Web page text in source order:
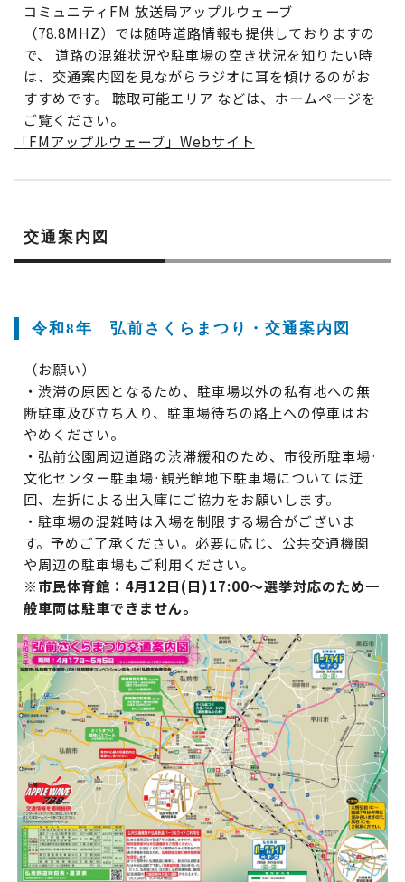
コミュニティFM 放送局アップルウェーブ
（78.8MHZ）では随時道路情報も提供しておりますの
で、 道路の混雑状況や駐車場の空き状況を知りたい時
は、交通案内図を見ながらラジオに耳を傾けるのがお
すすめです。 聴取可能エリア などは、ホームページを
ご覧ください。
「FMアップルウェーブ」Webサイト
交通案内図
令和8年 弘前さくらまつり・交通案内図
（お願い）
・渋滞の原因となるため、駐車場以外の私有地への無
断駐車及び立ち入り、駐車場待ちの路上への停車はお
やめください。
・弘前公園周辺道路の渋滞緩和のため、市役所駐車場·
文化センター駐車場·観光館地下駐車場については迂
回、左折による出入庫にご協力をお願いします。
・駐車場の混雑時は入場を制限する場合がございま
す。予めご了承ください。必要に応じ、公共交通機関
や周辺の駐車場もご利用ください。
※市民体育館：4月12日(日)17:00～選挙対応のため一
般車両は駐車できません。